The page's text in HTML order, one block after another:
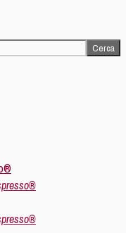
Cerca